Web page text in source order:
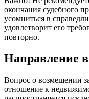
окончания судебного
усомниться в
удовлетворит его
повторно.
Направление в
Вопрос о возмещении
отношение к